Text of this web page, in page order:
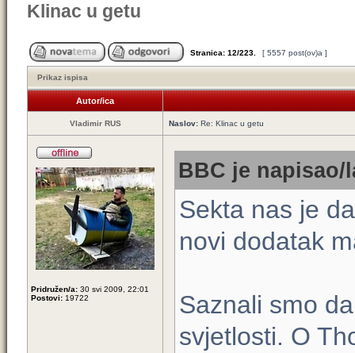
Klinac u getu
Stranica: 12/223 [ 5557 post(ov)a ]
Prikaz ispisa
Autor/ica
Vladimir RUS Naslov: Re: Klinac u getu
Pridružen/a: 30 svi 2009, 22:01
Postovi: 19722
BBC je napisao/
Sekta nas je
novi dodatak
Saznali smo
svjetlosti. O